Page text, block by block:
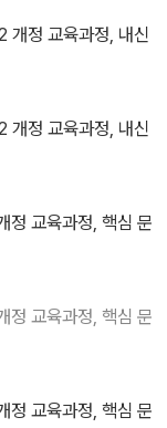
정 교육과정, 내신
정 교육과정, 내신
교육과정, 핵심 문
교육과정, 핵심 문
교육과정, 핵심 문